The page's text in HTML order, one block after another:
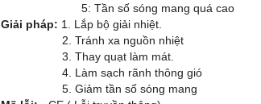
5: Tần số sóng mang quá cao
Giải pháp: 1. Lắp bộ giải nhiệt.
2. Tránh xa nguồn nhiệt
3. Thay quạt làm mát.
4. Làm sạch rãnh thông gió
5. Giảm tần số sóng mang